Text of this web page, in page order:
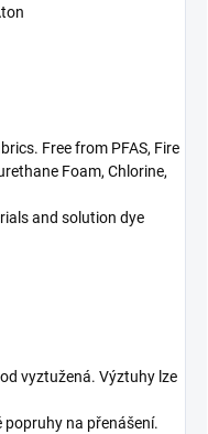
Free from PFAS, Fire
Foam, Chlorine,
and solution dye
vyztužená. Výztuhy lze
na přenášení.